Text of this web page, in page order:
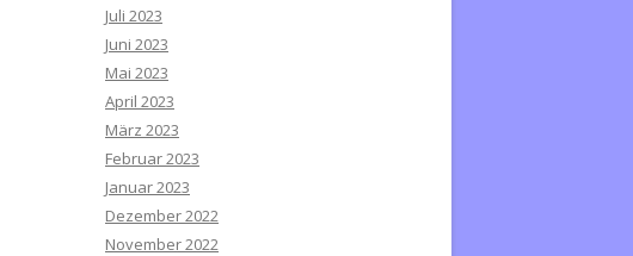
Juli 2023
Juni 2023
Mai 2023
April 2023
März 2023
Februar 2023
Januar 2023
Dezember 2022
November 2022